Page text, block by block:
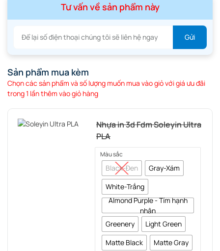
Tư vấn về sản phẩm này
Sản phẩm mua kèm
Chọn các sản phẩm và số lượng muốn mua vào giỏ với giá ưu đãi
trong 1 lần thêm vào giỏ hàng
Nhựa in 3d Fdm Soleyin Ultra
PLA
Màu sắc
Black-Đen
Gray-Xám
White-Trắng
Almond Purple - Tím hạnh
nhân
Greenery
Light Green
Matte Black
Matte Gray